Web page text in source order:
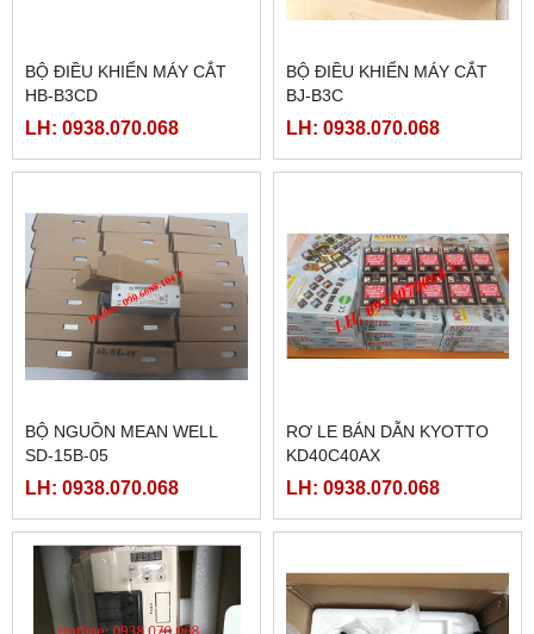
BỘ ĐIỀU KHIỂN MÁY CẮT
HB-B3CD
LH: 0938.070.068
BỘ ĐIỀU KHIỂN MÁY CẮT
BJ-B3C
LH: 0938.070.068
BỘ NGUỒN MEAN WELL
SD-15B-05
LH: 0938.070.068
RƠ LE BÁN DẪN KYOTTO
KD40C40AX
LH: 0938.070.068